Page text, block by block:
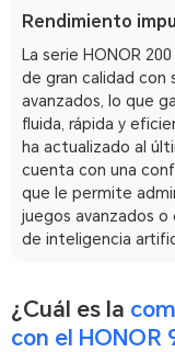
Rendimiento
La serie HONOR
de gran calidad con
avanzados, lo que
fluida, rápida y
ha actualizado al
cuenta con una
que le permite
juegos avanzados
de inteligencia
¿Cuál es la
con el HONOR